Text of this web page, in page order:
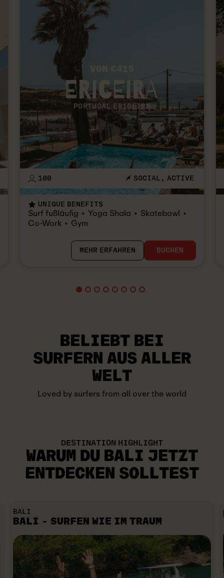
PORTUGAL ERICEIRA
100 SOCIAL ACTIVE
UNIQUE BENEFITS
Surf fußläufig Yoga Shala Skatebowl
Co-Work Gym
MEHR ERFAHREN BUCHEN
BELIEBT BEI
SURFERN AUS ALLER
WELT
Loved by surfers from all over the world
DESTINATION HIGHLIGHT
WARUM DU BALI JETZT
ENTDECKEN SOLLTEST
BALI
BALI - SURFEN WIE IM TRAUM